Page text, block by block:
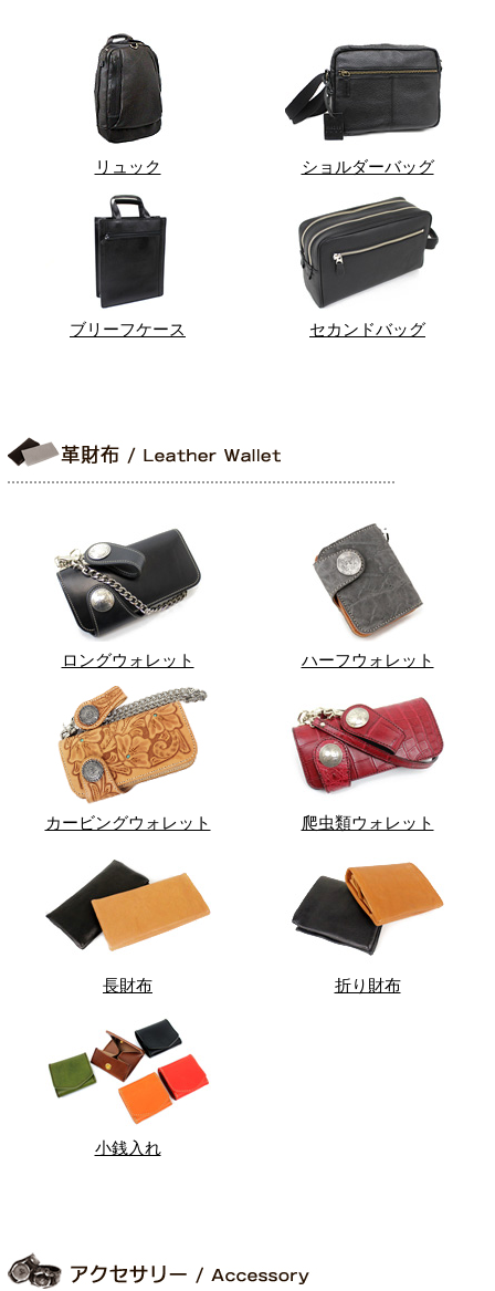
リュック ショルダーバッグ
ブリーフケース セカンドバッグ
ロングウォレット ハーフウォレット
カービングウォレット 爬虫類ウォレット
長財布 折り財布
小銭入れ